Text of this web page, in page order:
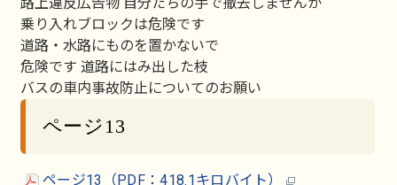
乗り入れブロックは危険です
道路・水路にものを置かないで
危険です 道路にはみ出した枝
バスの車内事故防止についてのお願い
ページ13
ページ13（PDF：418.1キロバイト）